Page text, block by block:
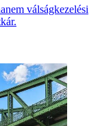
válságkezelési